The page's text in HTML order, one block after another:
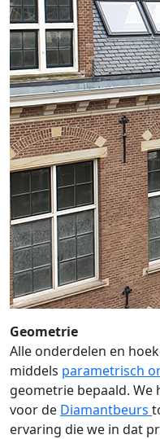
Geometrie
Alle onderdelen en
middels parametrisch
geometrie bepaald. We
voor de Diamantbeurs
ervaring die we in dat